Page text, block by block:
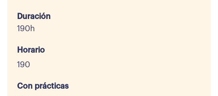
Duración
190h
Horario
190
Con prácticas